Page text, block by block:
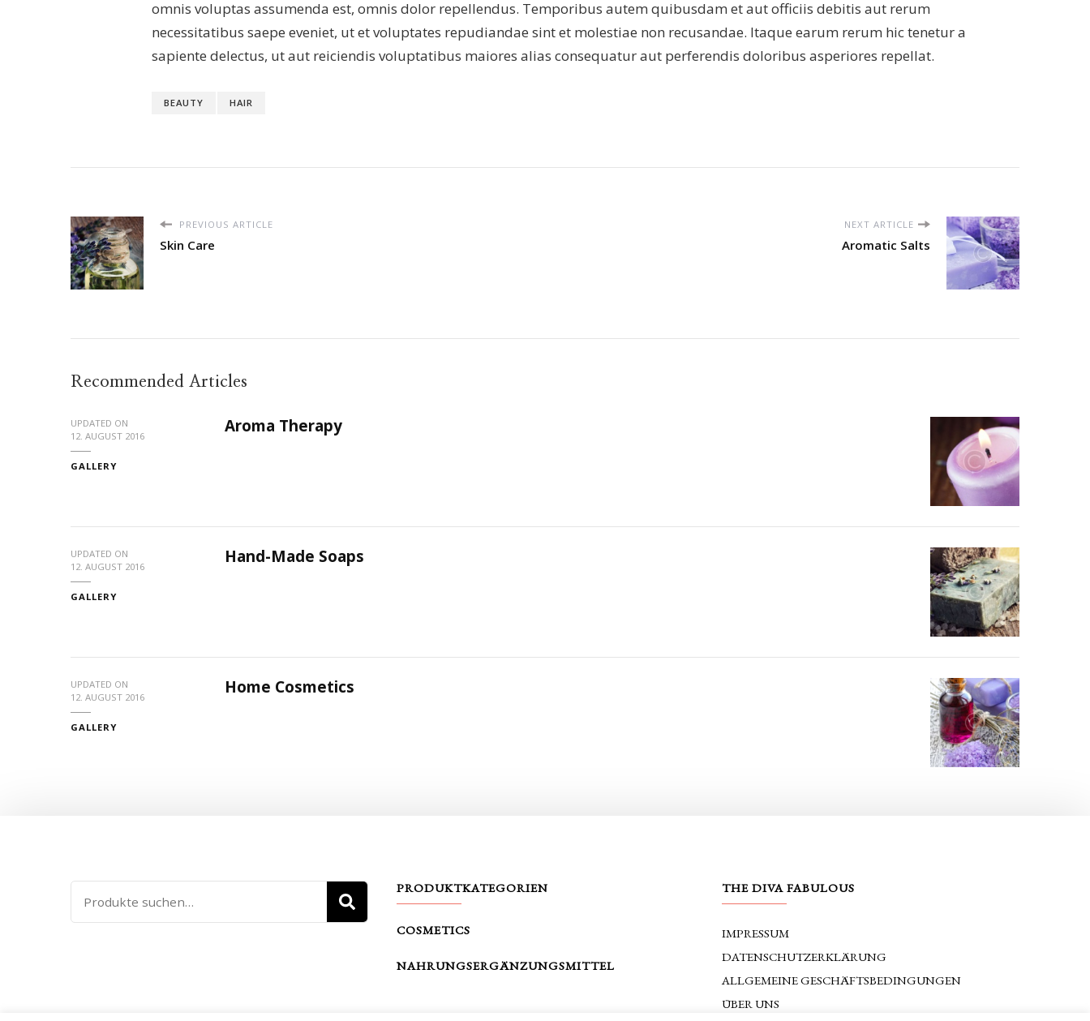
omnis voluptas assumenda est, omnis dolor repellendus. Temporibus autem quibusdam et aut officiis debitis aut rerum
necessitatibus saepe eveniet, ut et voluptates repudiandae sint et molestiae non recusandae. Itaque earum rerum hic tenetur a
sapiente delectus, ut aut reiciendis voluptatibus maiores alias consequatur aut perferendis doloribus asperiores repellat.
BEAUTY HAIR
PREVIOUS ARTICLE
Skin Care
NEXT ARTICLE
Aromatic Salts
Recommended Articles
UPDATED ON
12. AUGUST 2016
GALLERY
Aroma Therapy
UPDATED ON
12. AUGUST 2016
GALLERY
Hand-Made Soaps
UPDATED ON
12. AUGUST 2016
GALLERY
Home Cosmetics
Suche
nach:
SUCHE
PRODUKTKATEGORIEN
COSMETICS
NAHRUNGSERGÄNZUNGSMITTEL
THE DIVA FABULOUS
IMPRESSUM
DATENSCHUTZERKLÄRUNG
ALLGEMEINE GESCHÄFTSBEDINGUNGEN
ÜBER UNS